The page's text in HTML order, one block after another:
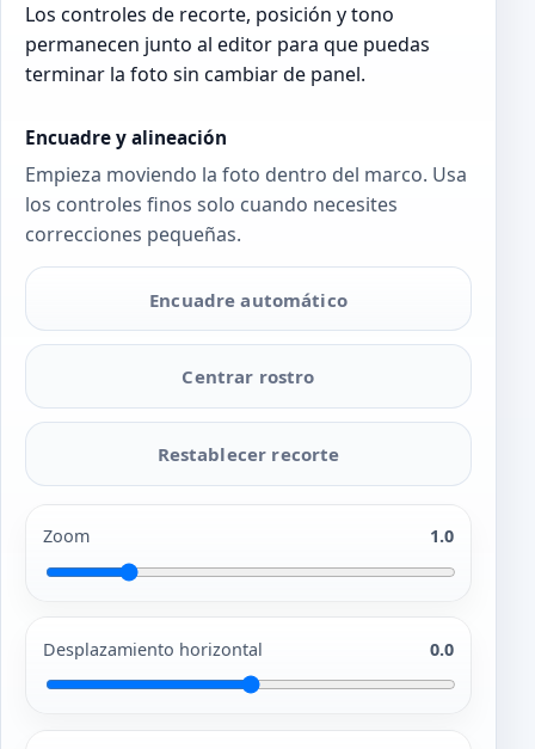
Los controles de recorte, posición y tono
permanecen junto al editor para que puedas
terminar la foto sin cambiar de panel.
Encuadre y alineación
Empieza moviendo la foto dentro del marco. Usa
los controles finos solo cuando necesites
correcciones pequeñas.
Encuadre automático
Centrar rostro
Restablecer recorte
Zoom 1.0
Desplazamiento horizontal 0.0